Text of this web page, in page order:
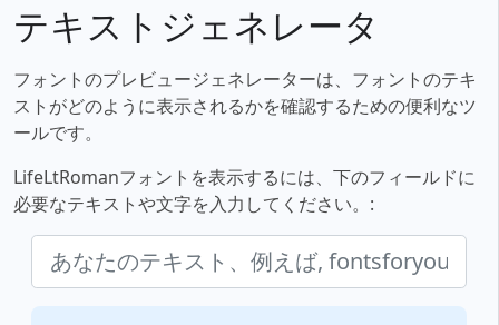
テキストジェネレータ
フォントのプレビュージェネレーターは、フォントのテキ
ストがどのように表示されるかを確認するための便利なツ
ールです。
LifeLtRomanフォントを表示するには、下のフィールドに
必要なテキストや文字を入力してください。: